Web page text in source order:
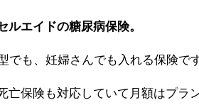
ルエイドの糖尿病保険。
でも、妊婦さんでも入れる保険です
亡保険も対応していて月額はプラ